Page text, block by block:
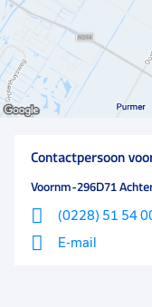
hebben
mensen zodat
toekomstbestendig
Contactpersoon
Voornm-296D71
(0228) 51 54
E-mail